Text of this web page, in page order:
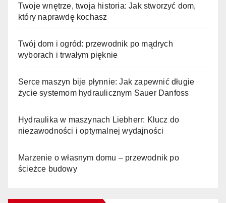
Twoje wnętrze, twoja historia: Jak stworzyć dom,
który naprawdę kochasz
Twój dom i ogród: przewodnik po mądrych
wyborach i trwałym pięknie
Serce maszyn bije płynnie: Jak zapewnić długie
życie systemom hydraulicznym Sauer Danfoss
Hydraulika w maszynach Liebherr: Klucz do
niezawodności i optymalnej wydajności
Marzenie o własnym domu – przewodnik po
ścieżce budowy